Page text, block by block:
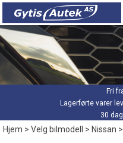
Fri
Lagerførte varer
30
Hjem>Velg bilmodell >Nissan>